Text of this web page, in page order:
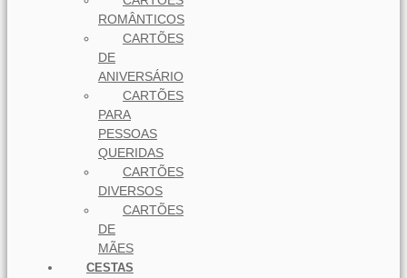
ROMÂNTICOS
CARTÕES
DE
ANIVERSÁRIO
CARTÕES
PARA
PESSOAS
QUERIDAS
CARTÕES
DIVERSOS
CARTÕES
DE
MÃES
CESTAS